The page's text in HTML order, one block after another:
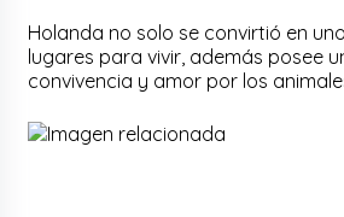
Holanda no solo se convirtió en
lugares para vivir, además posee
convivencia y amor por los